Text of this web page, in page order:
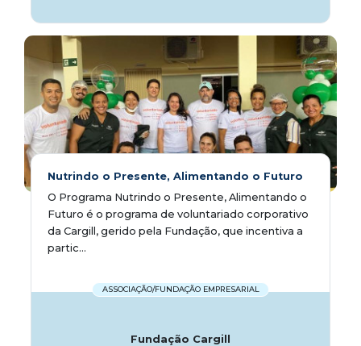
Nutrindo o Presente, Alimentando o Futuro
O Programa Nutrindo o Presente, Alimentando o
Futuro é o programa de voluntariado corporativo
da Cargill, gerido pela Fundação, que incentiva a
partic...
ASSOCIAÇÃO/FUNDAÇÃO EMPRESARIAL
Fundação Cargill